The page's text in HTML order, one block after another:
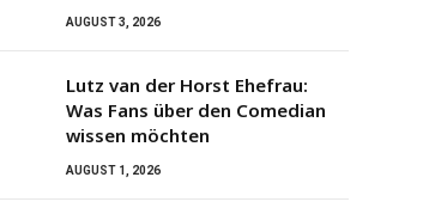
AUGUST 3, 2026
Lutz van der Horst Ehefrau:
Was Fans über den Comedian
wissen möchten
AUGUST 1, 2026